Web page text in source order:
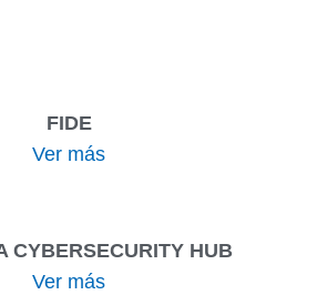
FIDE
Ver más
CYBERSECURITY HUB
Ver más